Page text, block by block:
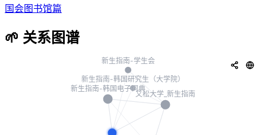
国会图书馆篇
🌱 关系图谱